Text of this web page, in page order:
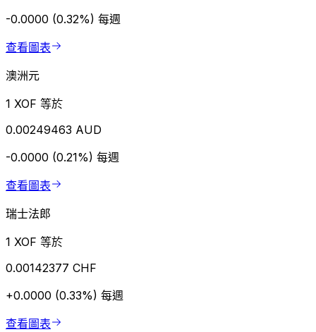
-0.0000 (0.32%) 每週
查看圖表
澳洲元
1 XOF 等於
0.00249463 AUD
-0.0000 (0.21%) 每週
查看圖表
瑞士法郎
1 XOF 等於
0.00142377 CHF
+0.0000 (0.33%) 每週
查看圖表